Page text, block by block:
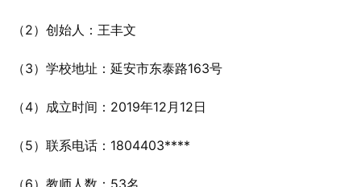
（2）创始人：王丰文
（3）学校地址：延安市东泰路163号
（4）成立时间：2019年12月12日
（5）联系电话：1804403****
（6）教师人数：53名